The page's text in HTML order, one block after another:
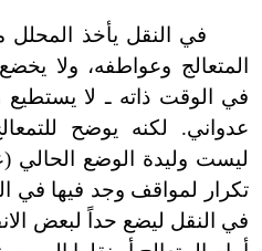
في النقل يأخذ
المتعالج وعواطفه، ولا
في الوقت ذاته ـ لا
عدواني. لكنه يوضح
ليست وليدة الوضع الحالي
تكرار لمواقف وجد فيها في
في النقل ليضع حداً لبعض